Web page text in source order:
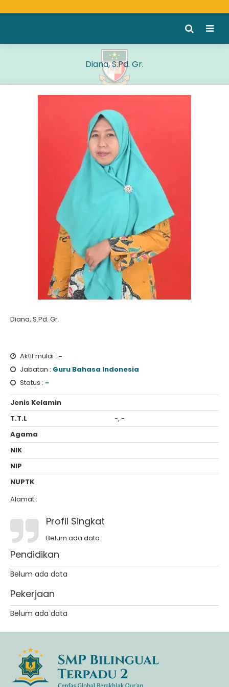
Diana, S.Pd. Gr.
Diana, S.Pd. Gr.
Aktif mulai : -
Jabatan : Guru Bahasa Indonesia
Status : -
Jenis Kelamin
T.T.L
-, -
Agama
NIK
NIP
NUPTK
Alamat :
Profil Singkat
Belum ada data
Pendidikan
Belum ada data
Pekerjaan
Belum ada data